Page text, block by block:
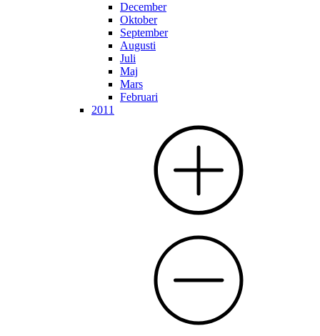
December
Oktober
September
Augusti
Juli
Maj
Mars
Februari
2011